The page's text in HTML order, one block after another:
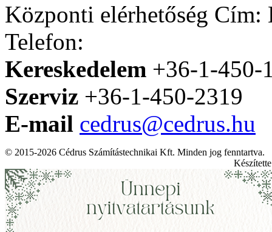
Központi elérhetőség Cím:
Telefon:
Kereskedelem +36-1-450-
Szerviz +36-1-450-2319
E-mail cedrus@cedrus.hu
© 2015-2026 Cédrus Számítástechnikai Kft. Minden jog fenntartva.